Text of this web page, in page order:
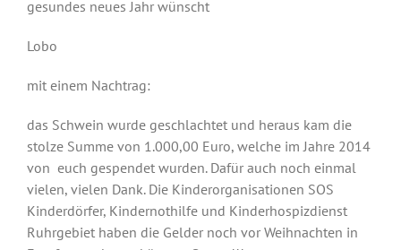
gesundes neues Jahr wünscht
Lobo
mit einem Nachtrag:
das Schwein wurde geschlachtet und heraus kam die
stolze Summe von 1.000,00 Euro, welche im Jahre 2014
von euch gespendet wurden. Dafür auch noch einmal
vielen, vielen Dank. Die Kinderorganisationen SOS
Kinderdörfer, Kindernothilfe und Kinderhospizdienst
Ruhrgebiet haben die Gelder noch vor Weihnachten in